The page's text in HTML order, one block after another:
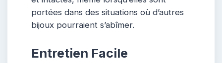
portées dans des situations où d’autres
bijoux pourraient s’abîmer.
Entretien Facile